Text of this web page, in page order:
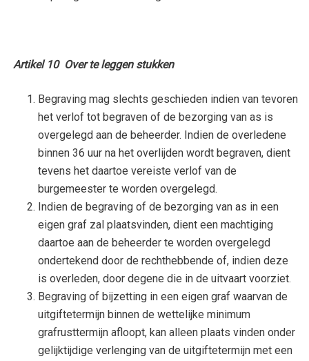
Artikel 10 Over te leggen stukken
Begraving mag slechts geschieden indien van tevoren
het verlof tot begraven of de bezorging van as is
overgelegd aan de beheerder. Indien de overledene
binnen 36 uur na het overlijden wordt begraven, dient
tevens het daartoe vereiste verlof van de
burgemeester te worden overgelegd.
Indien de begraving of de bezorging van as in een
eigen graf zal plaatsvinden, dient een machtiging
daartoe aan de beheerder te worden overgelegd
ondertekend door de rechthebbende of, indien deze
is overleden, door degene die in de uitvaart voorziet.
Begraving of bijzetting in een eigen graf waarvan de
uitgiftetermijn binnen de wettelijke minimum
grafrusttermijn afloopt, kan alleen plaats vinden onder
gelijktijdige verlenging van de uitgiftetermijn met een